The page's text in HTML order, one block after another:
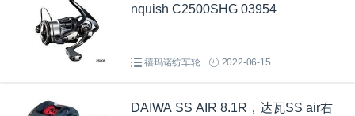
nquish C2500SHG 03954
禧玛诺纺车轮 2022-06-15
DAIWA SS AIR 8.1R，达瓦SS air右